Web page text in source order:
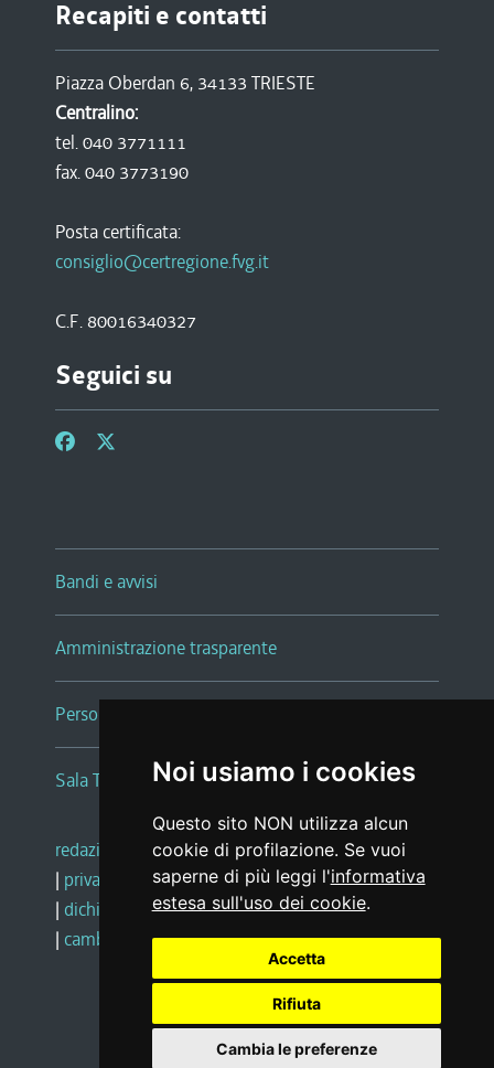
Noi usiamo i cookies
Questo sito NON utilizza alcun
cookie di profilazione. Se vuoi
saperne di più leggi l'informativa
estesa sull'uso dei cookie.
Accetta
Rifiuta
Cambia le preferenze
Recapiti e contatti
Piazza Oberdan 6, 34133 TRIESTE
Centralino:
tel. 040 3771111
fax. 040 3773190
Posta certificata:
consiglio@certregione.fvg.it
C.F. 80016340327
Seguici su
Bandi e avvisi
Amministrazione trasparente
Persone e Uffici
Sala Tiziano Tessitori
redazione web |note legali |glossario
| privacy
social media policy
| dichiarazione di accessibilità |feedback
| cambio preferenze cookie
Realizzato da